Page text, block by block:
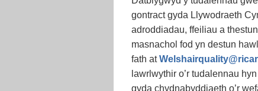
gontract gyda Llywodraeth
adroddiadau, ffeiliau a
masnachol fod yn destun
fath at
lawrlwythir o’r tudalennau
gyda chydnabyddiaeth o’r